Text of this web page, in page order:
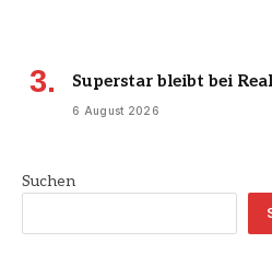
Superstar bleibt bei
6 August 2026
Suchen